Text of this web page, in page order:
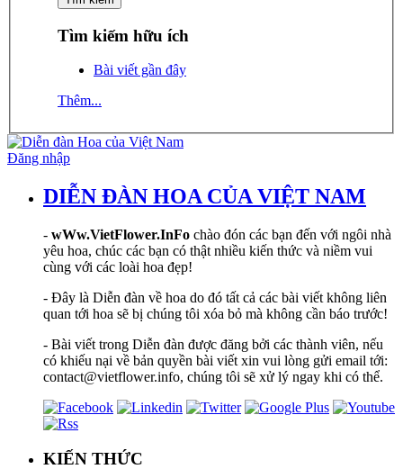
Tìm kiếm hữu ích
Bài viết gần đây
Thêm...
Đăng nhập
DIỄN ĐÀN HOA CỦA VIỆT NAM
- wWw.VietFlower.InFo chào đón các bạn đến với ngôi nhà
yêu hoa, chúc các bạn có thật nhiều kiến thức và niềm vui
cùng với các loài hoa đẹp!
- Đây là Diễn đàn về hoa do đó tất cả các bài viết không liên
quan tới hoa sẽ bị chúng tôi xóa bỏ mà không cần báo trước!
- Bài viết trong Diễn đàn được đăng bởi các thành viên, nếu
có khiếu nại về bản quyền bài viết xin vui lòng gửi email tới:
contact@vietflower.info, chúng tôi sẽ xử lý ngay khi có thể.
KIẾN THỨC